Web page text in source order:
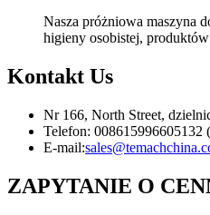
Nasza próżniowa maszyna
higieny osobistej,
Kontakt Us
Nr 166, North Street,
Telefon: 008615996605132
E-mail:
ZAPYTANIE O